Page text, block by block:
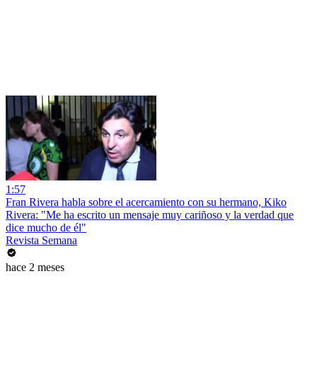
1:57
Fran Rivera habla sobre el acercamiento con su hermano, Kiko
Rivera: "Me ha escrito un mensaje muy cariñoso y la verdad que
dice mucho de él"
Revista Semana
hace 2 meses